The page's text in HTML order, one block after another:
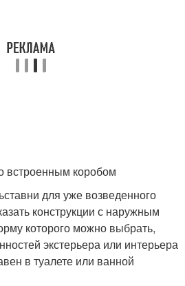
встроенным коробом
для уже возведенного
конструкции с наружным
которого можно выбрать,
экстерьера или интерьера
в туалете или ванной